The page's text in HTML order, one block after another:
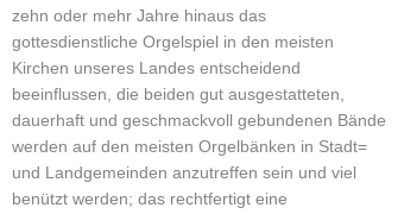
zehn oder mehr Jahre hinaus das
gottesdienstliche Orgelspiel in den meisten
Kirchen unseres Landes entscheidend
beeinflussen, die beiden gut ausgestatteten,
dauerhaft und geschmackvoll gebundenen Bände
werden auf den meisten Orgelbänken in Stadt=
und Landgemeinden anzutreffen sein und viel
benützt werden; das rechtfertigt eine